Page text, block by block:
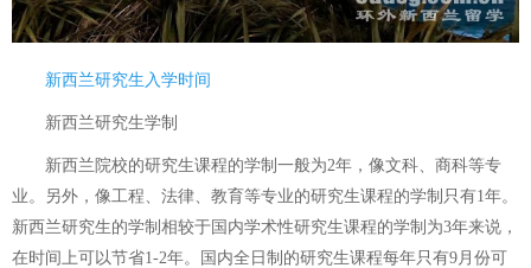
新西兰研究生入学时间
新西兰研究生学制
新西兰院校的研究生课程的学制一般为2年，像文科、商科等专
业。另外，像工程、法律、教育等专业的研究生课程的学制只有1年。
新西兰研究生的学制相较于国内学术性研究生课程的学制为3年来说，
在时间上可以节省1-2年。国内全日制的研究生课程每年只有9月份可